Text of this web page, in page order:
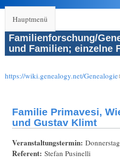
Hauptmenü
Familienforschung/
und Familien; einzelne
https://wiki.genealogy.net/Genealogie
Familie Primavesi,
und Gustav Klimt
Veranstaltungstermin:
Referent: Stefan Pusinelli